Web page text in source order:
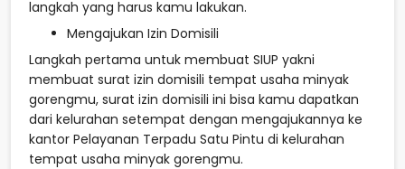
langkah yang harus kamu lakukan.
Mengajukan Izin Domisili
Langkah pertama untuk membuat SIUP yakni
membuat surat izin domisili tempat usaha minyak
gorengmu, surat izin domisili ini bisa kamu dapatkan
dari kelurahan setempat dengan mengajukannya ke
kantor Pelayanan Terpadu Satu Pintu di kelurahan
tempat usaha minyak gorengmu.